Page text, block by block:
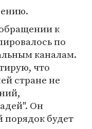
к
по
каналам.
что
стране не
Он
порядок будет